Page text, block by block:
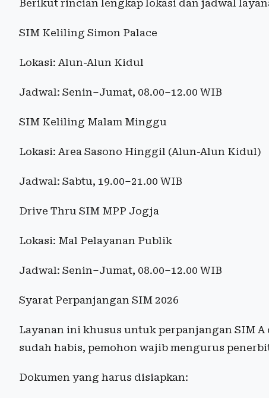
Berikut rincian lengkap lokasi dan jadwal
SIM Keliling Simon Palace
Lokasi: Alun-Alun Kidul
Jadwal: Senin–Jumat, 08.00–12.00 WIB
SIM Keliling Malam Minggu
Lokasi: Area Sasono Hinggil (Alun-Alun Kidul)
Jadwal: Sabtu, 19.00–21.00 WIB
Drive Thru SIM MPP Jogja
Lokasi: Mal Pelayanan Publik
Jadwal: Senin–Jumat, 08.00–12.00 WIB
Syarat Perpanjangan SIM 2026
Layanan ini khusus untuk perpanjangan SIM
sudah habis, pemohon wajib mengurus
Dokumen yang harus disiapkan: